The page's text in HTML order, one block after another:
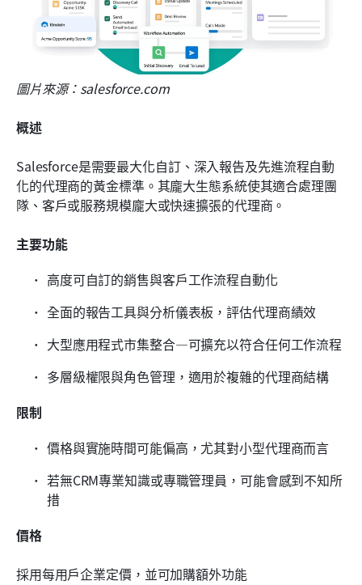
圖片來源：salesforce.com
概述
Salesforce是需要最大化自訂、深入報告及先進流程自動
化的代理商的黃金標準。其龐大生態系統使其適合處理團
隊、客戶或服務規模龐大或快速擴張的代理商。
主要功能
高度可自訂的銷售與客戶工作流程自動化
全面的報告工具與分析儀表板，評估代理商績效
大型應用程式市集整合—可擴充以符合任何工作流程
多層級權限與角色管理，適用於複雜的代理商結構
限制
價格與實施時間可能偏高，尤其對小型代理商而言
若無CRM專業知識或專職管理員，可能會感到不知所
措
價格
採用每用戶企業定價，並可加購額外功能